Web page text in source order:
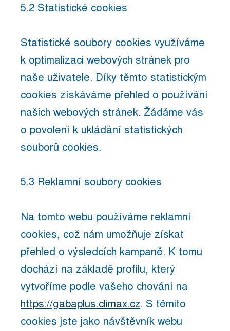
5.2 Statistické cookies
Statistické soubory cookies využíváme
k optimalizaci webových stránek pro
naše uživatele. Díky těmto statistickým
cookies získáváme přehled o používání
našich webových stránek. Žádáme vás
o povolení k ukládání statistických
souborů cookies.
5.3 Reklamní soubory cookies
Na tomto webu používáme reklamní
cookies, což nám umožňuje získat
přehled o výsledcích kampaně. K tomu
dochází na základě profilu, který
vytvoříme podle vašeho chování na
https://gabaplus.climax.cz. S těmito
cookies jste jako návštěvník webu